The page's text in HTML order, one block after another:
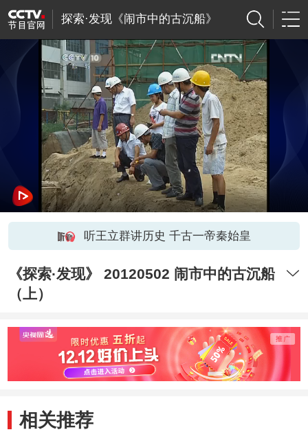
探索·发现《闹市中的古沉船》
听王立群讲历史 千古一帝秦始皇
《探索·发现》 20120502 闹市中的古沉船
（上）
相关推荐